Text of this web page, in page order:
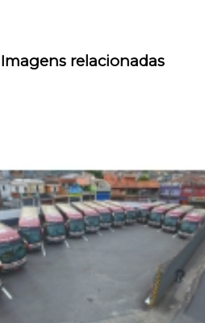
Imagens relacionadas